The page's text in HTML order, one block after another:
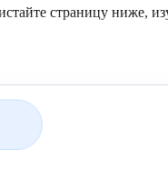
страницу ниже,